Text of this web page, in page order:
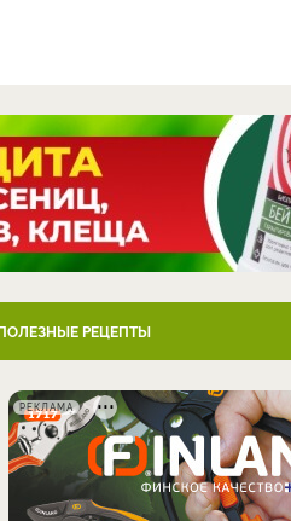
РЕЦЕПТЫ
РЕКЛАМА